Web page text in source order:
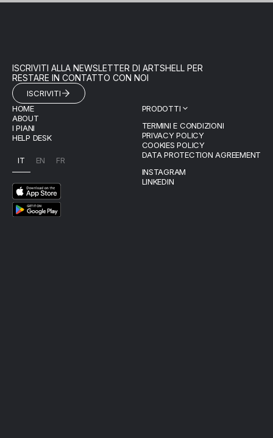
ISCRIVITI ALLA NEWSLETTER DI ARTSHELL PER
RESTARE IN CONTATTO CON NOI
ISCRIVITI
HOME
ABOUT
I PIANI
HELP DESK
IT EN FR
PRODOTTI
TERMINI E CONDIZIONI
PRIVACY POLICY
COOKIES POLICY
DATA PROTECTION AGREEMENT
INSTAGRAM
LINKEDIN